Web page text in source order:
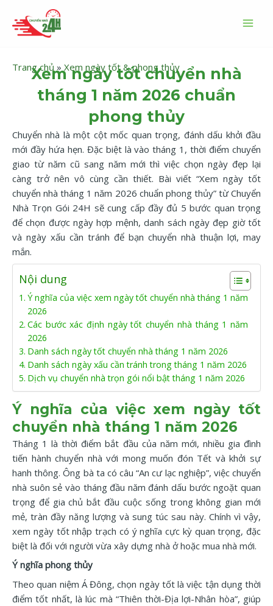
Trang chủ » Xem ngày tốt & phong thủy
Xem ngày tốt chuyển nhà
tháng 1 năm 2026 chuẩn
phong thủy
Chuyển nhà là một cột mốc quan trọng, đánh dấu khởi đầu
mới đầy hứa hẹn. Đặc biệt là vào tháng 1, thời điểm chuyển
giao từ năm cũ sang năm mới thì việc chọn ngày đẹp lại
càng trở nên vô cùng cần thiết. Bài viết “Xem ngày tốt
chuyển nhà tháng 1 năm 2026 chuẩn phong thủy” từ Chuyển
Nhà Trọn Gói 24H sẽ cung cấp đầy đủ 5 bước quan trọng
để chọn được ngày hợp mệnh, danh sách ngày đẹp giờ tốt
và ngày xấu cần tránh để bạn chuyển nhà thuận lợi, may
mắn.
Nội dung
Ý nghĩa của việc xem ngày tốt chuyển nhà tháng 1 năm
2026
Các bước xác định ngày tốt chuyển nhà tháng 1 năm
2026
Danh sách ngày tốt chuyển nhà tháng 1 năm 2026
Danh sách ngày xấu cần tránh trong tháng 1 năm 2026
Dịch vụ chuyển nhà trọn gói nổi bật tháng 1 năm 2026
Ý nghĩa của việc xem ngày tốt
chuyển nhà tháng 1 năm 2026
Tháng 1 là thời điểm bắt đầu của năm mới, nhiều gia đình
tiến hành chuyển nhà với mong muốn đón Tết và khởi sự
hanh thông. Ông bà ta có câu “An cư lạc nghiệp”, việc chuyển
nhà suôn sẻ vào tháng đầu năm đánh dấu bước ngoặt quan
trọng để gia chủ bắt đầu cuộc sống trong không gian mới
mẻ, tràn đầy năng lượng và sung túc sau này. Chính vì vậy,
xem ngày tốt nhập trạch có ý nghĩa cực kỳ quan trọng, đặc
biệt là đối với người vừa xây dựng nhà ở hoặc mua nhà mới.
Ý nghĩa phong thủy
Theo quan niệm Á Đông, chọn ngày tốt là việc tận dụng thời
điểm tốt nhất, là lúc mà “Thiên thời-Địa lợi-Nhân hòa”, giúp